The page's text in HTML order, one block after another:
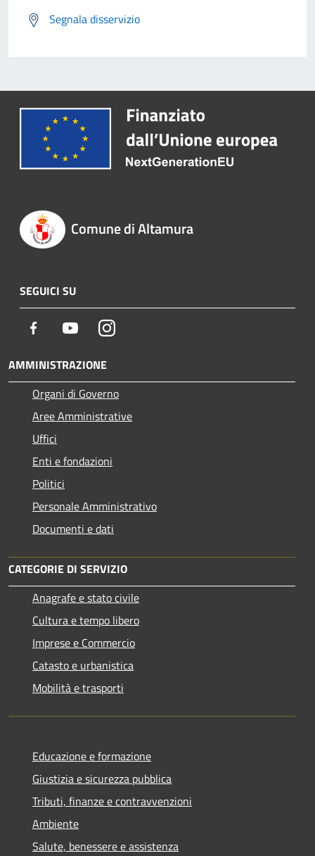
Segnala disservizio
Comune di Altamura
SEGUICI SU
Facebook YoutubeInstagram
AMMINISTRAZIONE
Organi di Governo
Aree Amministrative
Uffici
Enti e fondazioni
Politici
Personale Amministrativo
Documenti e dati
CATEGORIE DI SERVIZIO
Anagrafe e stato civile
Cultura e tempo libero
Imprese e Commercio
Catasto e urbanistica
Mobilità e trasporti
Educazione e formazione
Giustizia e sicurezza pubblica
Tributi, finanze e contravvenzioni
Ambiente
Salute, benessere e assistenza